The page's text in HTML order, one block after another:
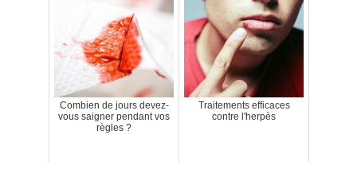
Combien de jours devez-
vous saigner pendant vos
règles ?
Traitements efficaces
contre l'herpès